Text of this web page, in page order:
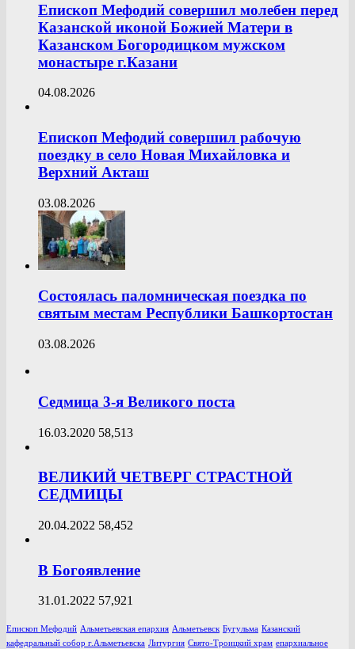
Епископ Мефодий совершил молебен перед
Казанской иконой Божией Матери в
Казанском Богородицком мужском
монастыре г.Казани
04.08.2026
Епископ Мефодий совершил рабочую
поездку в село Новая Михайловка и
Верхний Акташ
03.08.2026
Состоялась паломническая поездка по
святым местам Республики Башкортостан
03.08.2026
Седмица 3-я Великого поста
16.03.2020 58,513
ВЕЛИКИЙ ЧЕТВЕРГ СТРАСТНОЙ
СЕДМИЦЫ
20.04.2022 58,452
В Богоявление
31.01.2022 57,921
Епископ Мефодий Альметьевская епархия Альметьевск Бугульма Казанский
кафедральный собор г.Альметьевска Литургия Свято-Троицкий храм епархиальное